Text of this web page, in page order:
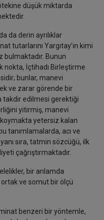
düşük miktarda
da derin ayrılıklar
tutarlarını Yargıtay’ın kimi
bulmaktadır. Bunun
nokta, İçtihadı Birleştirme
bunlar, manevi
ve zarar görende bir
edilmesi gerektiği
yitirmiş, manevi
yetersiz kalan
tanımlamalarda, acı ve
sıra, tatmin sözcüğü, ilk
çağrıştırmaktadır.
bir anlamda
ortak ve somut bir ölçü
benzeri bir yöntemle,